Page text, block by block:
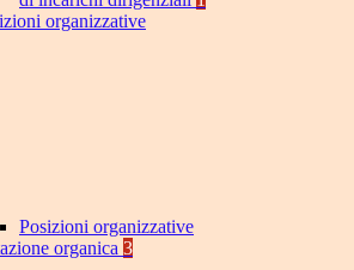
organizzative
Posizioni organizzative
organica 3